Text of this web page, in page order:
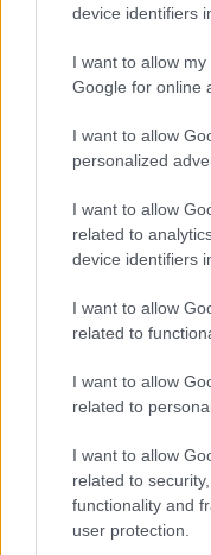
device identifiers
I want to allow
Google for online
I want to allow
personalized
I want to allow
related to
device identifiers
I want to allow
related to
I want to allow
related to
I want to allow
related to
functionality and
user protection.
FUORI PORTA
ciclismo italiano
Beatrice Beretta · 4 Ago
FUORI PORTA